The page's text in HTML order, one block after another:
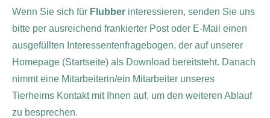
Wenn Sie sich für Flubber interessieren, senden Sie uns
bitte per ausreichend frankierter Post oder E-Mail einen
ausgefüllten Interessentenfragebogen, der auf unserer
Homepage (Startseite) als Download bereitsteht. Danach
nimmt eine Mitarbeiterin/ein Mitarbeiter unseres
Tierheims Kontakt mit Ihnen auf, um den weiteren Ablauf
zu besprechen.